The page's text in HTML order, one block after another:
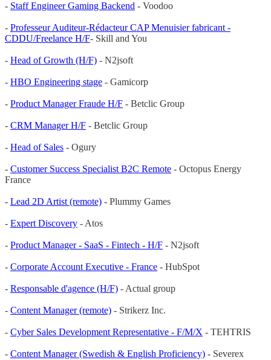
- Staff Engineer Gaming Backend - Voodoo
- Professeur Auditeur-Rédacteur CAP Menuisier fabricant -
CDDU/Freelance H/F- Skill and You
- Head of Growth (H/F) - N2jsoft
- HBO Engineering stage - Gamicorp
- Product Manager Fraude H/F - Betclic Group
- CRM Manager H/F - Betclic Group
- Head of Sales - Ogury
- Customer Success Specialist B2C Remote - Octopus Energy
France
- Lead 2D Artist (remote) - Plummy Games
- Expert Discovery - Atos
- Product Manager - SaaS - Fintech - H/F - N2jsoft
- Corporate Account Executive - France - HubSpot
- Responsable d'agence (H/F) - Actual group
- Content Manager (remote) - Strikerz Inc.
- Cyber Sales Development Representative - F/M/X - TEHTRIS
- Content Manager (Swedish & English Proficiency) - Severex